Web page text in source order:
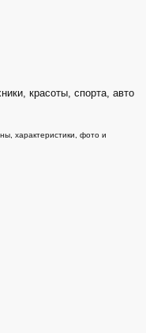
красоты, спорта, авто
характеристики, фото и